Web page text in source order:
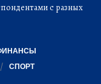
с разных
СПОРТ